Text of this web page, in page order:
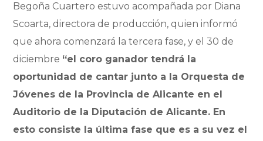
Begoña Cuartero estuvo acompañada por Diana
Scoarta, directora de producción, quien informó
que ahora comenzará la tercera fase, y el 30 de
diciembre “el coro ganador tendrá la
oportunidad de cantar junto a la Orquesta de
Jóvenes de la Provincia de Alicante en el
Auditorio de la Diputación de Alicante. En
esto consiste la última fase que es a su vez el